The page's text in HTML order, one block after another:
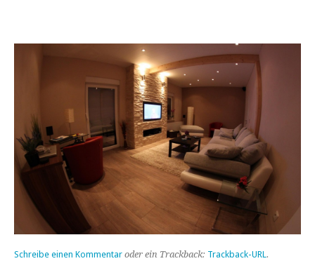
Schreibe einen Kommentar oder ein Trackback: Trackback-URL.